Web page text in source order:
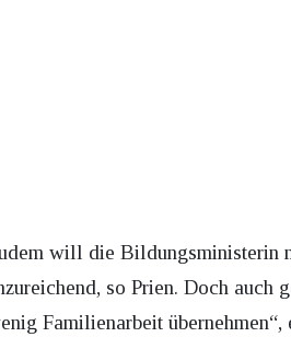
will die Bildungsministerin
so Prien. Doch auch
Familienarbeit